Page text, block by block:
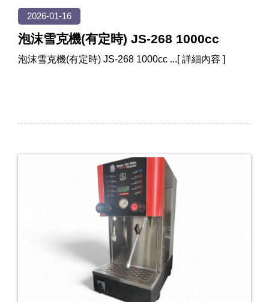
2026-01-16
泡沫雪克機(有定時) JS-268 1000cc
泡沫雪克機(有定時) JS-268 1000cc